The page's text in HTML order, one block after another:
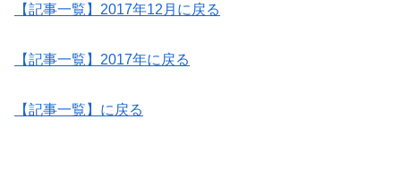
【記事一覧】2017年12月に戻る
【記事一覧】2017年に戻る
【記事一覧】に戻る